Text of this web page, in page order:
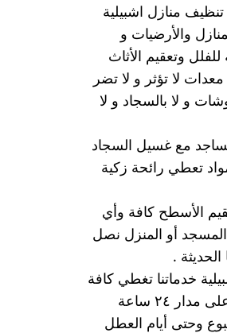
منازل اشبيلية
والأرضيات و
وتعقيم الأثاث
لا تؤثر و لا تضر
و لا بالسجاد و لا
مع غسيل السجاد
تعطي رائحة زكية
الأسطح كافة وأي
المسجد أو المنزل نصل
الحديثة .
خدماتنا تغطي كافة
أنحاء الكويت وعلى مدار ٢٤ ساعة
وحتى أيام العطل